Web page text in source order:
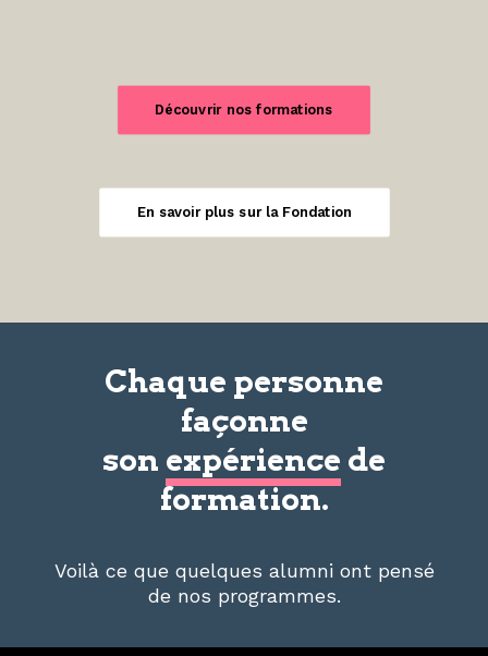
Découvrir nos formations
En savoir plus sur la Fondation
Chaque personne
façonne
son expérience de
formation.
Voilà ce que quelques alumni ont pensé
de nos programmes.